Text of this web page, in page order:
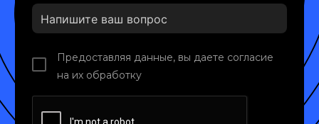
Предоставляя данные, вы даете согласие
на их обработку